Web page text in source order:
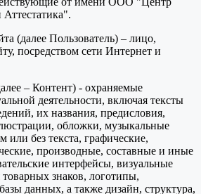
(далее Пользователь) – лицо,
посредством сети Интернет и
– Контент) - охраняемые
деятельности, включая тексты
их названия, предисловия,
обложки, музыкальные
или без текста, графические,
производные, составные и иные
интерфейсы, визуальные
знаков, логотипы,
данных, а также дизайн, структура,